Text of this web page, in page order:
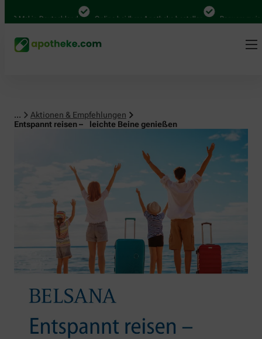
in Deutschland Online bei Ihrer Apotheke bestellen Bequem zwischen
...
Aktionen & Empfehlungen
Entspannt reisen – leichte Beine genießen